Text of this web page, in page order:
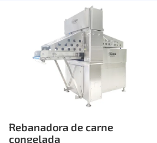
Rebanadora de carne
congelada